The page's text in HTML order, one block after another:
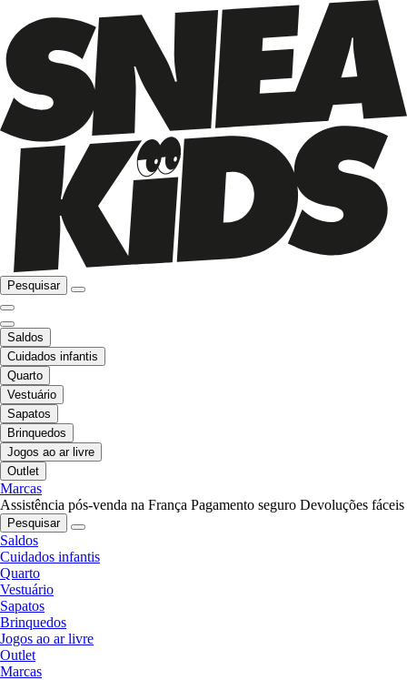
Pesquisar
Saldos
Cuidados infantis
Quarto
Vestuário
Sapatos
Brinquedos
Jogos ao ar livre
Outlet
Marcas
Assistência pós-venda na França Pagamento seguro Devoluções fáceis
Pesquisar
Saldos
Cuidados infantis
Quarto
Vestuário
Sapatos
Brinquedos
Jogos ao ar livre
Outlet
Marcas